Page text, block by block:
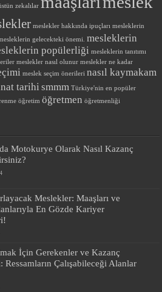
zekalılar
meslekler hakkında ipuçları mesleklerin
gelecekteki önemi.
mesleklerin
popülerliği mesleklerin tanıtımı
meslekler nasıl olunur meslekler ne kadar
meslek seçim önerileri nasıl kaymakam
tarihismmm Türkiye'nin en popüler
öğretim öğretmen öğretmenliği
Motokurye Olarak Nasıl Kazanç
Meslekler: Maaşları ve
En Gözde Kariyer
İçin Gerekenler ve Kazanç
Ressamların Çalışabileceği Alanlar